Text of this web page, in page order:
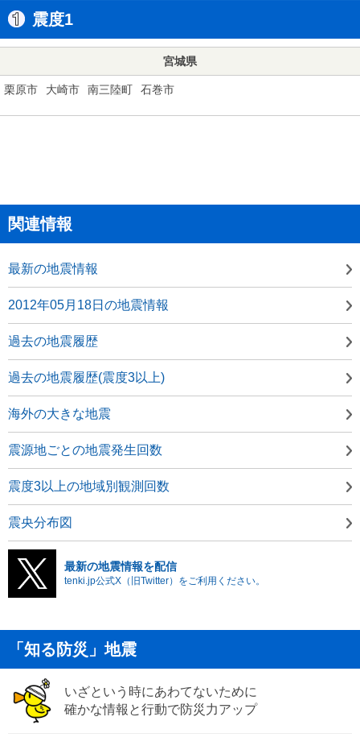
震度1
宮城県
栗原市 大崎市 南三陸町 石巻市
関連情報
最新の地震情報
2012年05月18日の地震情報
過去の地震履歴
過去の地震履歴(震度3以上)
海外の大きな地震
震源地ごとの地震発生回数
震度3以上の地域別観測回数
震央分布図
最新の地震情報を配信
tenki.jp公式X（旧Twitter）をご利用ください。
「知る防災」地震
いざという時にあわてないために
確かな情報と行動で防災力アップ